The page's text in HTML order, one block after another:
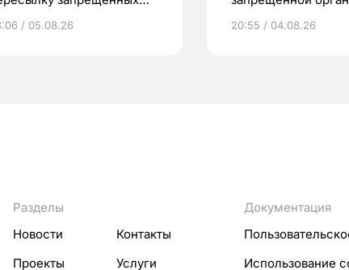
/ 05.08.26 20:55 / 04.08.26
Разделы
Новости
Контакты
Проекты
Услуги
Документация
Использование